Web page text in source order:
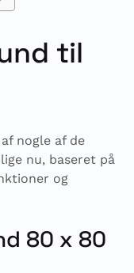
til
nogle af de
nu, baseret på
og
80 x 80